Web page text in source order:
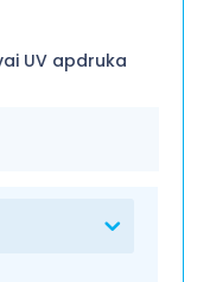
UV apdruka